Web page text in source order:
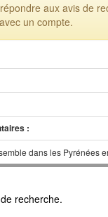
aux avis de
un compte.
:
dans les Pyrénées
recherche.